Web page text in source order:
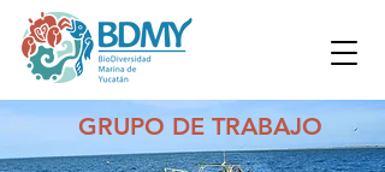
GRUPO DE TRABAJO